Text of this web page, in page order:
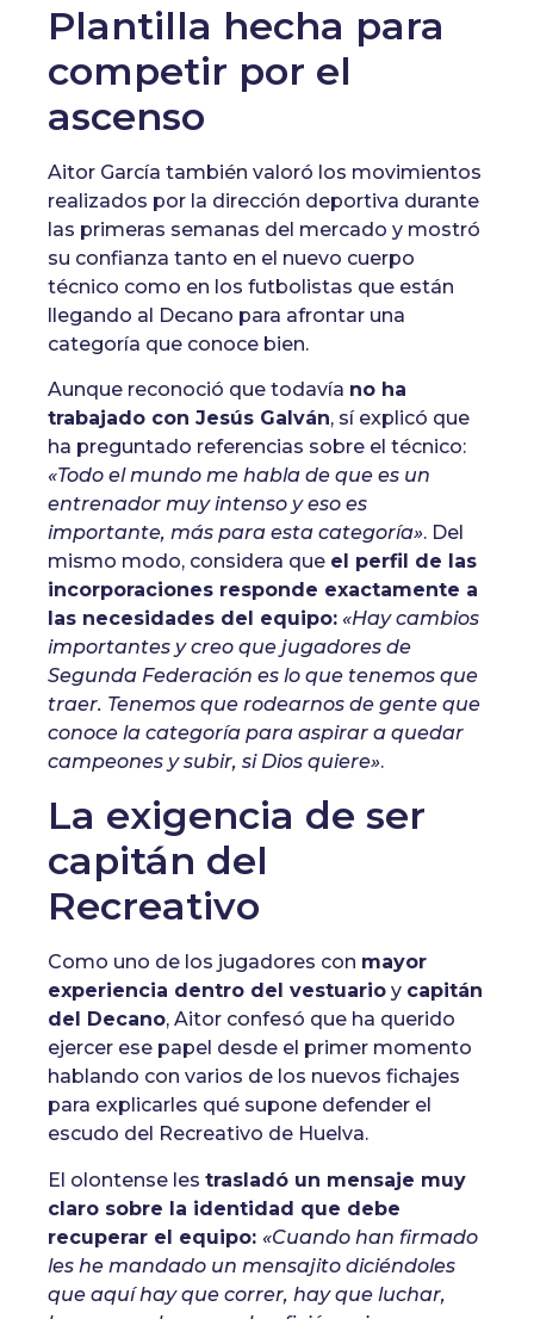
Plantilla hecha para
competir por el
ascenso
Aitor García también valoró los movimientos
realizados por la dirección deportiva durante
las primeras semanas del mercado y mostró
su confianza tanto en el nuevo cuerpo
técnico como en los futbolistas que están
llegando al Decano para afrontar una
categoría que conoce bien.
Aunque reconoció que todavía no ha
trabajado con Jesús Galván, sí explicó que
ha preguntado referencias sobre el técnico:
«Todo el mundo me habla de que es un
entrenador muy intenso y eso es
importante, más para esta categoría». Del
mismo modo, considera que el perfil de las
incorporaciones responde exactamente a
las necesidades del equipo: «Hay cambios
importantes y creo que jugadores de
Segunda Federación es lo que tenemos que
traer. Tenemos que rodearnos de gente que
conoce la categoría para aspirar a quedar
campeones y subir, si Dios quiere».
La exigencia de ser
capitán del
Recreativo
Como uno de los jugadores con mayor
experiencia dentro del vestuario y capitán
del Decano, Aitor confesó que ha querido
ejercer ese papel desde el primer momento
hablando con varios de los nuevos fichajes
para explicarles qué supone defender el
escudo del Recreativo de Huelva.
El olontense les trasladó un mensaje muy
claro sobre la identidad que debe
recuperar el equipo: «Cuando han firmado
les he mandado un mensajito diciéndoles
que aquí hay que correr, hay que luchar,